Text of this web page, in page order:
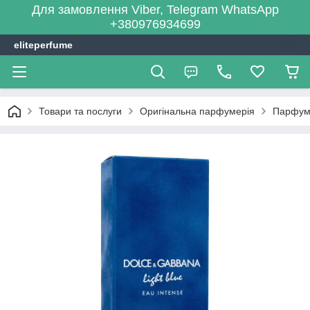
Для замовлення Viber, Telegram WhatsApp
+380976934699
eliteperfume
Товари та послуги Оригінальна парфумерія